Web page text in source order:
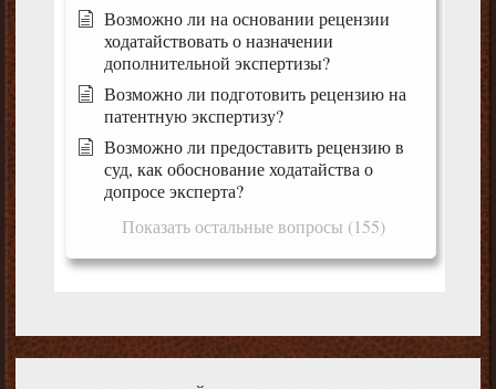
Возможно ли на основании рецензии
ходатайствовать о назначении
дополнительной экспертизы?
Возможно ли подготовить рецензию на
патентную экспертизу?
Возможно ли предоставить рецензию в
суд, как обоснование ходатайства о
допросе эксперта?
Показать остальные вопросы (155)